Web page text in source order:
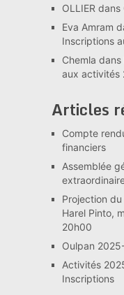
OLLIER dans
Eva Amram
Inscriptions
Chemla dans
aux activités
Articles
Compte
financiers
Assemblée
Projection du
Harel Pinto,
20h00
Oulpan
Activités
Inscriptions